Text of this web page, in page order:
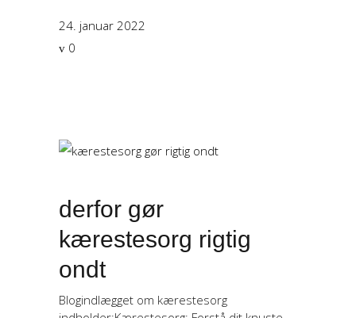
24. januar 2022
0
derfor gør
kærestesorg rigtig
ondt
Blogindlægget om kærestesorg